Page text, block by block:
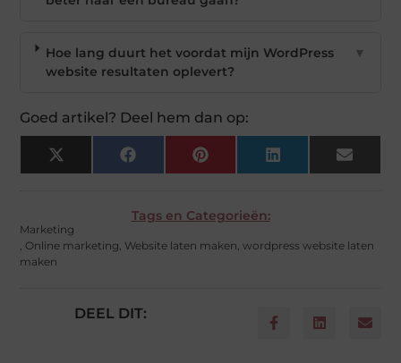
Hoe lang duurt het voordat mijn WordPress
website resultaten oplevert?
▼
Goed artikel? Deel hem dan op:
X
(Twitter)
Facebook Pinterest LinkedIn Email
Tags en Categorieën:
Marketing
, Online marketing, Website laten maken,wordpress website laten
maken
DEEL DIT: